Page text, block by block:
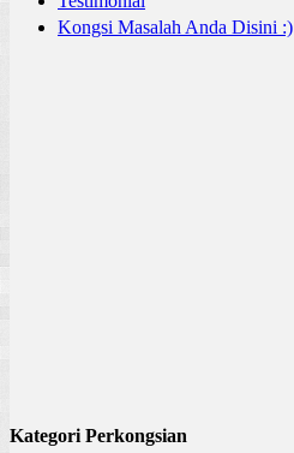
Kongsi Masalah Anda Disini :)
Kategori Perkongsian